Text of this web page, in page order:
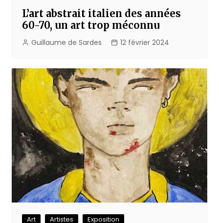
L’art abstrait italien des années
60-70, un art trop méconnu
Guillaume de Sardes 12 février 2024
Art Artistes Exposition